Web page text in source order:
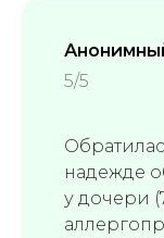
5/5
надежде
у дочери